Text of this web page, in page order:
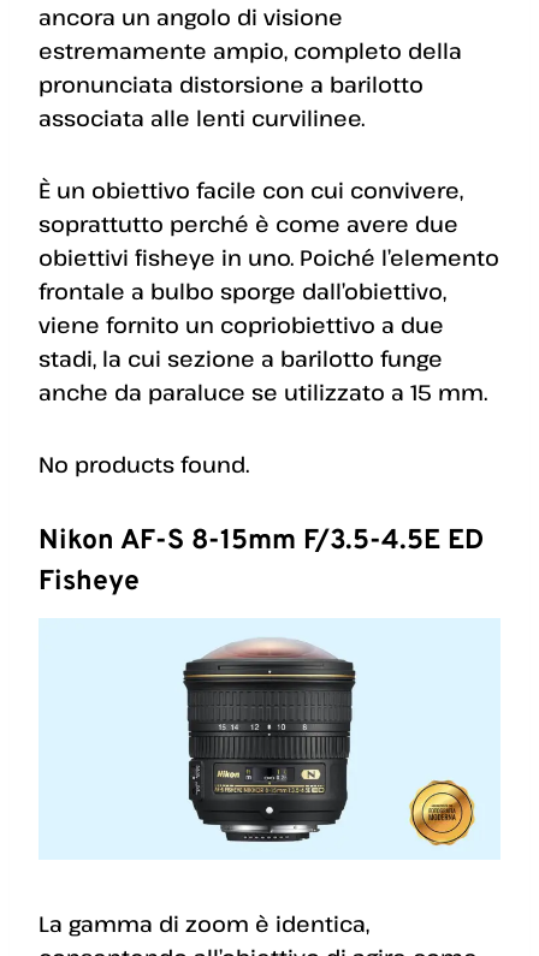
ancora un angolo di visione
estremamente ampio, completo della
pronunciata distorsione a barilotto
associata alle lenti curvilinee.
È un obiettivo facile con cui convivere,
soprattutto perché è come avere due
obiettivi fisheye in uno. Poiché l’elemento
frontale a bulbo sporge dall’obiettivo,
viene fornito un copriobiettivo a due
stadi, la cui sezione a barilotto funge
anche da paraluce se utilizzato a 15 mm.
No products found.
Nikon AF-S 8-15mm F/3.5-4.5E ED
Fisheye
La gamma di zoom è identica,